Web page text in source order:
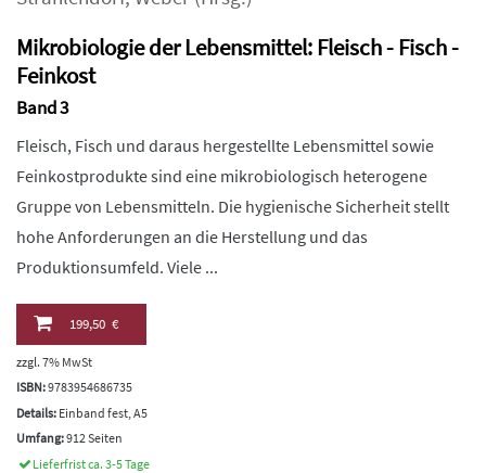
Mikrobiologie der Lebensmittel: Fleisch - Fisch -
Feinkost
Band 3
Fleisch, Fisch und daraus hergestellte Lebensmittel sowie
Feinkostprodukte sind eine mikrobiologisch heterogene
Gruppe von Lebensmitteln. Die hygienische Sicherheit stellt
hohe Anforderungen an die Herstellung und das
Produktionsumfeld. Viele ...
199,50 €
zzgl. 7% MwSt
ISBN:9783954686735
Details: Einband fest, A5
Umfang:912 Seiten
Lieferfrist ca. 3-5 Tage